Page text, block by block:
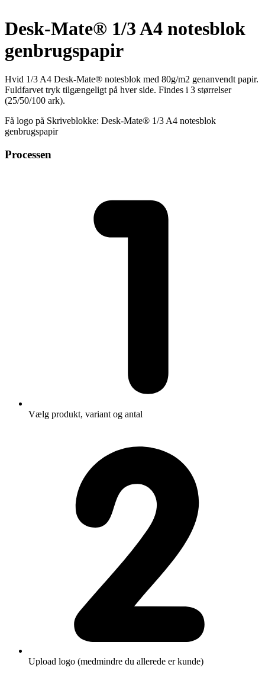
Desk-Mate® 1/3 A4 notesblok
genbrugspapir
Hvid 1/3 A4 Desk-Mate® notesblok med 80g/m2 genanvendt papir.
Fuldfarvet tryk tilgængeligt på hver side. Findes i 3 størrelser
(25/50/100 ark).
Få logo på Skriveblokke: Desk-Mate® 1/3 A4 notesblok
genbrugspapir
Processen
Vælg produkt, variant og antal
Upload logo (medmindre du allerede er kunde)